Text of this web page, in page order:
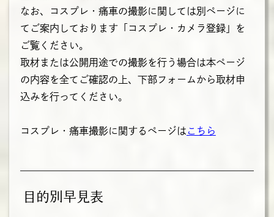
なお、コスプレ・痛車の撮影に関しては別ページに
てご案内しております「コスプレ・カメラ登録」を
ご覧ください。
取材または公開用途での撮影を行う場合は本ページ
の内容を全てご確認の上、下部フォームから取材申
込みを行ってください。
コスプレ・痛車撮影に関するページは こちら
目的別早見表